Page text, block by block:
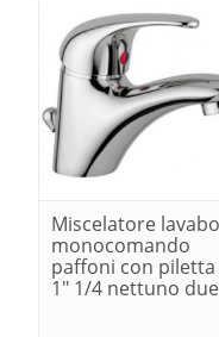
Miscelatore lavabo
monocomando
paffoni con piletta
1" 1/4 nettuno due